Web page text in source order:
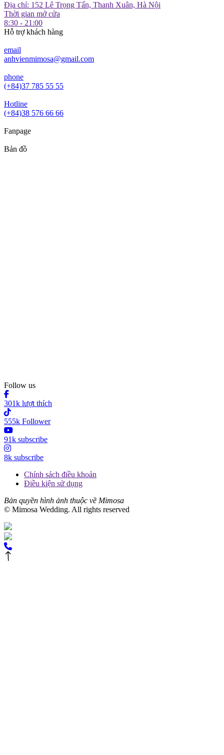
Địa chỉ: 152 Lê Trọng Tấn, Thanh Xuân, Hà Nội
Thời gian mở cửa
8:30 - 21:00
Hỗ trợ khách hàng
email
anhvienmimosa@gmail.com
phone
(+84)37 785 55 55
Hotline
(+84)38 576 66 66
Fanpage
Bản đồ
Follow us
301k lượt thích
555k Follower
91k subscribe
8k subscribe
Chính sách điều khoản
Điều kiện sử dụng
Bản quyền hình ảnh thuộc về Mimosa
© Mimosa Wedding. All rights reserved